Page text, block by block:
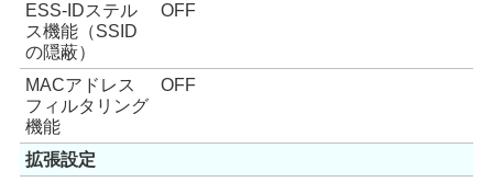
ESS-IDステル
ス機能（SSID
の隠蔽）
OFF
MACアドレス
フィルタリング
機能
OFF
拡張設定